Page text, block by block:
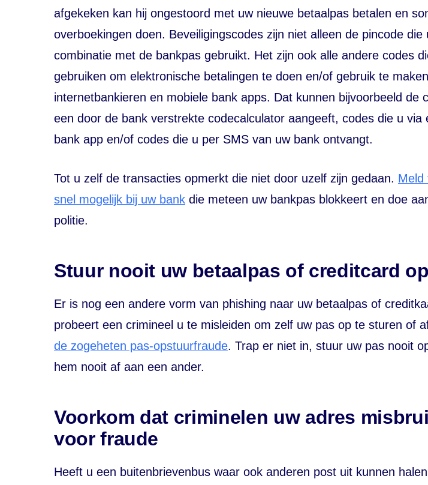
afgekeken kan hij ongestoord met uw nieuwe betaalpas betalen en
overboekingen doen. Beveiligingscodes zijn niet alleen de pincode die
combinatie met de bankpas gebruikt. Het zijn ook alle andere codes
gebruiken om elektronische betalingen te doen en/of gebruik te
internetbankieren en mobiele bank apps. Dat kunnen bijvoorbeeld de
een door de bank verstrekte codecalculator aangeeft, codes die u via
bank app en/of codes die u per SMS van uw bank ontvangt.
Tot u zelf de transacties opmerkt die niet door uzelf zijn gedaan. Meld
snel mogelijk bij uw bank die meteen uw bankpas blokkeert en doe
politie.
Stuur nooit uw betaalpas of creditcard
Er is nog een andere vorm van phishing naar uw betaalpas of
probeert een crimineel u te misleiden om zelf uw pas op te sturen of
de zogeheten pas-opstuurfraude. Trap er niet in, stuur uw pas nooit
hem nooit af aan een ander.
Voorkom dat criminelen uw adres
voor fraude
Heeft u een buitenbrievenbus waar ook anderen post uit kunnen